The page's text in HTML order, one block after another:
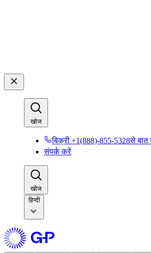
खोज​​
बिक्री +1(888)-855-5328से
संपर्क करें​​
खोज​​
हिन्दी